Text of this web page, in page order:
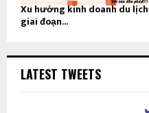
Xu hướng kinh doanh du lịch
giai đoạn...
LATEST TWEETS